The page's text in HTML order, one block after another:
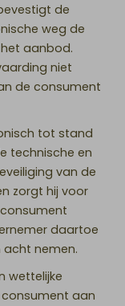
de
weg de
aanbod.
niet
de consument
tot stand
technische en
van de
zorgt hij voor
daartoe
nemen.
wettelijke
aan